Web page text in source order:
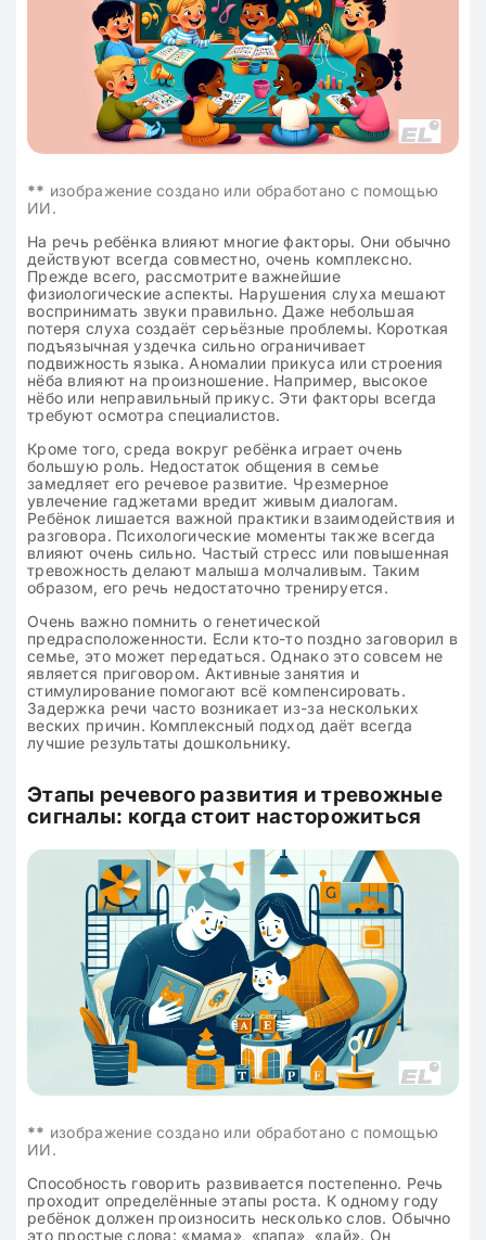
** изображение создано или обработано с помощью
ИИ.
На речь ребёнка влияют многие факторы. Они обычно
действуют всегда совместно, очень комплексно.
Прежде всего, рассмотрите важнейшие
физиологические аспекты. Нарушения слуха мешают
воспринимать звуки правильно. Даже небольшая
потеря слуха создаёт серьёзные проблемы. Короткая
подъязычная уздечка сильно ограничивает
подвижность языка. Аномалии прикуса или строения
нёба влияют на произношение. Например, высокое
нёбо или неправильный прикус. Эти факторы всегда
требуют осмотра специалистов.
Кроме того, среда вокруг ребёнка играет очень
большую роль. Недостаток общения в семье
замедляет его речевое развитие. Чрезмерное
увлечение гаджетами вредит живым диалогам.
Ребёнок лишается важной практики взаимодействия и
разговора. Психологические моменты также всегда
влияют очень сильно. Частый стресс или повышенная
тревожность делают малыша молчаливым. Таким
образом, его речь недостаточно тренируется.
Очень важно помнить о генетической
предрасположенности. Если кто-то поздно заговорил в
семье, это может передаться. Однако это совсем не
является приговором. Активные занятия и
стимулирование помогают всё компенсировать.
Задержка речи часто возникает из-за нескольких
веских причин. Комплексный подход даёт всегда
лучшие результаты дошкольнику.
Этапы речевого развития и тревожные
сигналы: когда стоит насторожиться
** изображение создано или обработано с помощью
ИИ.
Способность говорить развивается постепенно. Речь
проходит определённые этапы роста. К одному году
ребёнок должен произносить несколько слов. Обычно
это простые слова: «мама», «папа», «дай». Он